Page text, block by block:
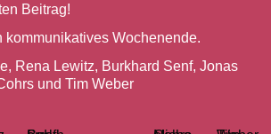
Beitrag!
kommunikatives Wochenende.
Rena Lewitz, Burkhard Senf, Jonas
und Tim Weber